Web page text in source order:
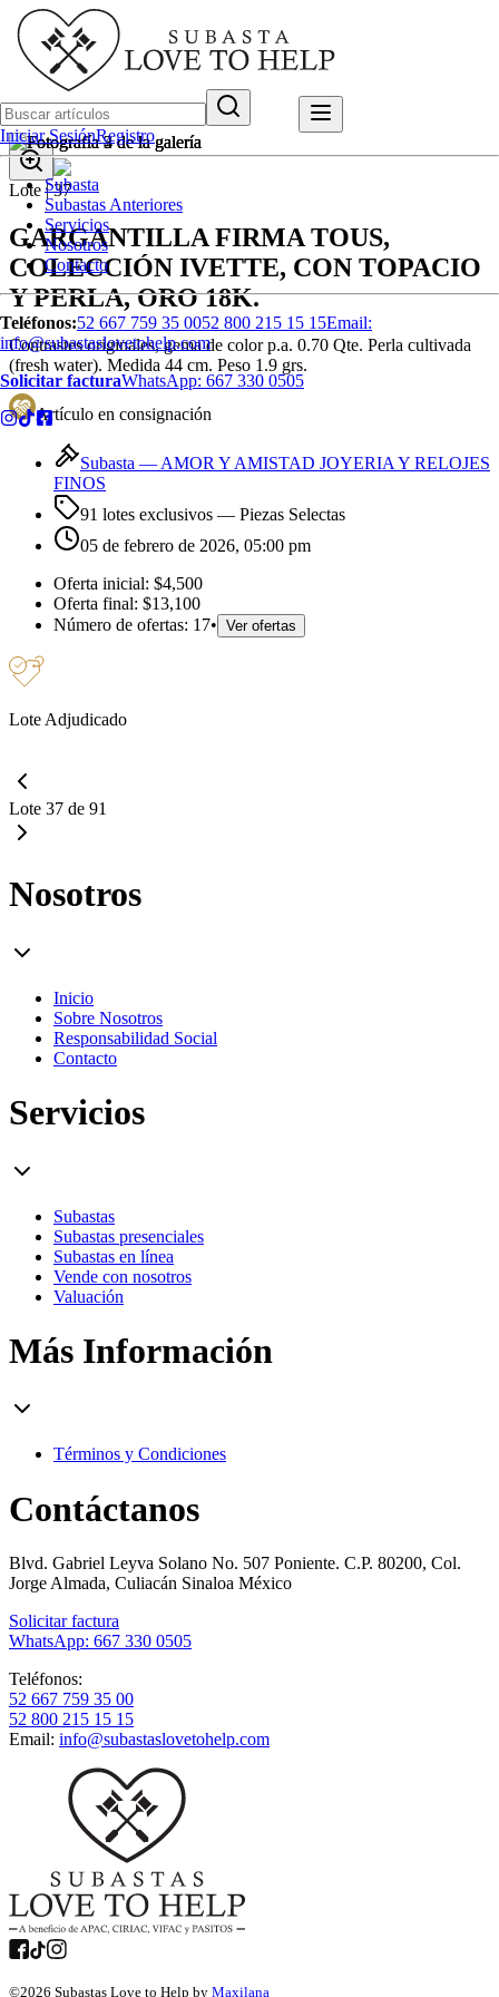
Iniciar SesiónRegistro
Subasta
Subastas Anteriores
Servicios
Nosotros
Contacto
Teléfonos:52 667 759 35 0052 800 215 15 15Email:
info@subastaslovetohelp.com
Solicitar facturaWhatsApp: 667 330 0505
Lote |37
GARGANTILLA FIRMA TOUS,
COLECCIÓN IVETTE, CON TOPACIO
Y PERLA, ORO 18K.
Contrastes originales, gema de color p.a. 0.70 Qte. Perla cultivada
(fresh water). Medida 44 cm. Peso 1.9 grs.
Artículo en consignación
Subasta — AMOR Y AMISTAD JOYERIA Y RELOJES
FINOS
91 lotes exclusivos — Piezas Selectas
05 de febrero de 2026, 05:00 pm
Oferta inicial: $4,500
Oferta final: $13,100
Número de ofertas: 17• Ver ofertas
Lote Adjudicado
Lote 37 de 91
Nosotros
Inicio
Sobre Nosotros
Responsabilidad Social
Contacto
Servicios
Subastas
Subastas presenciales
Subastas en línea
Vende con nosotros
Valuación
Más Información
Términos y Condiciones
Contáctanos
Blvd. Gabriel Leyva Solano No. 507 Poniente. C.P. 80200, Col.
Jorge Almada, Culiacán Sinaloa México
Solicitar factura
WhatsApp: 667 330 0505
Teléfonos:
52 667 759 35 00
52 800 215 15 15
Email: info@subastaslovetohelp.com
©2026 Subastas Love to Help by Maxilana